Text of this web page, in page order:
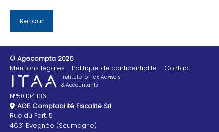
Retour
© Agecompta 2026
Mentions légales
Politique de confidentialité Contact
Institute for Tax Advisors
& Accountants
N°50.104.136
AGE Comptabilité Fiscalité Srl
Rue du Fort, 5
4631 Evegnée (Soumagne)